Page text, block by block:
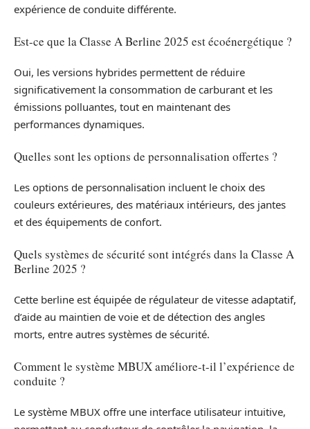
expérience de conduite différente.
Est-ce que la Classe A Berline 2025 est écoénergétique ?
Oui, les versions hybrides permettent de réduire
significativement la consommation de carburant et les
émissions polluantes, tout en maintenant des
performances dynamiques.
Quelles sont les options de personnalisation offertes ?
Les options de personnalisation incluent le choix des
couleurs extérieures, des matériaux intérieurs, des jantes
et des équipements de confort.
Quels systèmes de sécurité sont intégrés dans la Classe A
Berline 2025 ?
Cette berline est équipée de régulateur de vitesse adaptatif,
d’aide au maintien de voie et de détection des angles
morts, entre autres systèmes de sécurité.
Comment le système MBUX améliore-t-il l’expérience de
conduite ?
Le système MBUX offre une interface utilisateur intuitive,